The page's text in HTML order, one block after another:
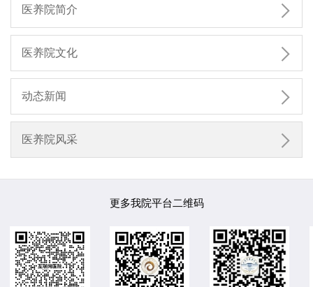
医养院简介 
医养院文化 
动态新闻 
医养院风采 
更多我院平台二维码